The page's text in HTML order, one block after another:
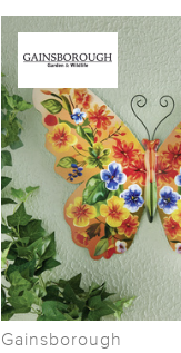
Gainsborough